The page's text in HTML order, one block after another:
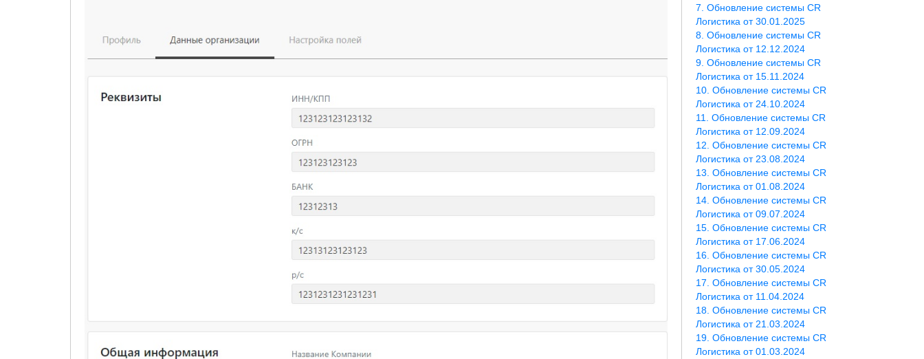
Обновление системы CR
Логистика от 30.01.2025
Обновление системы CR
Логистика от 12.12.2024
Обновление системы CR
Логистика от 15.11.2024
Обновление системы CR
Логистика от 24.10.2024
Обновление системы CR
Логистика от 12.09.2024
Обновление системы CR
Логистика от 23.08.2024
Обновление системы CR
Логистика от 01.08.2024
Обновление системы CR
Логистика от 09.07.2024
Обновление системы CR
Логистика от 17.06.2024
Обновление системы CR
Логистика от 30.05.2024
Обновление системы CR
Логистика от 11.04.2024
Обновление системы CR
Логистика от 21.03.2024
Обновление системы CR
Логистика от 01.03.2024